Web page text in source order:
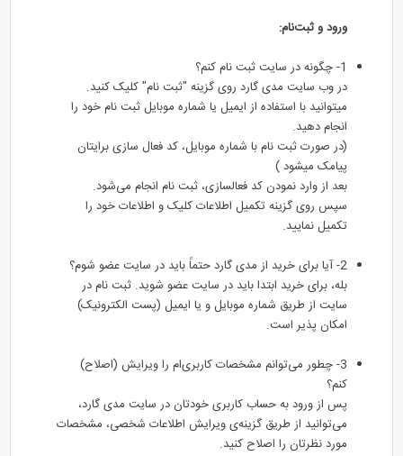
ورود و ثبت‌نام:
1- چگونه در سایت ثبت نام کنم؟
در وب سایت مدی گارد روی گزینه "ثبت نام" کلیک کنید.
میتوانید با استفاده از ایمیل یا شماره موبایل ثبت نام خود را
انجام دهید.
(در صورت ثبت نام با شماره موبایل، کد فعال سازی برایتان
پیامک میشود )
بعد از وارد نمودن کد فعالسازی، ثبت نام انجام می‌شود.
سپس روی گزینه تکمیل اطلاعات کلیک و اطلاعات خود را
تکمیل نمایید.
2- آیا برای خرید از مدی گارد حتماً باید در سایت عضو شوم؟
بله، برای خرید ابتدا باید در سایت عضو شوید. ثبت نام در
سایت از طریق شماره موبایل و یا ایمیل (پست الکترونیک)
امکان پذیر است.
3- چطور می‌توانم مشخصات کاربری‌ام را ویرایش (اصلاح)
کنم؟
پس از ورود به حساب کاربری خودتان در سایت مدی گارد،
می‌توانید از طریق گزینه‌ی ویرایش اطلاعات شخصی، مشخصات
مورد نظرتان را اصلاح کنید.